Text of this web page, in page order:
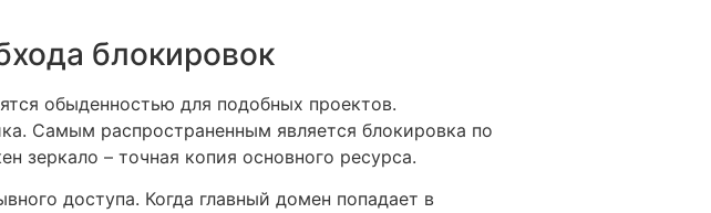
блокировок
обыденностью для подобных проектов.
Самым распространенным является блокировка по
зеркало – точная копия основного ресурса.
доступа. Когда главный домен попадает в